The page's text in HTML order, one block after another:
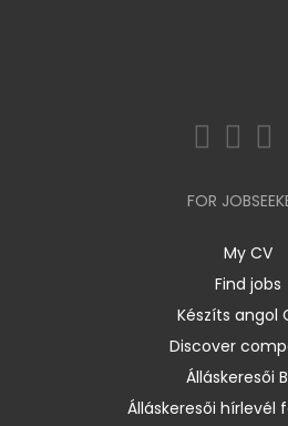
FOR
My CV
Find jobs
Készíts angol
Discover
Álláskeresői
Álláskeresői hírlevél